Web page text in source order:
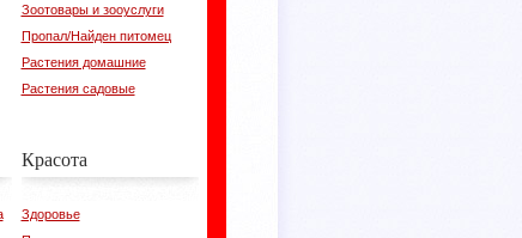
Зоотовары и зооуслуги
Пропал/Найден питомец
Растения домашние
Растения садовые
Красота
Здоровье